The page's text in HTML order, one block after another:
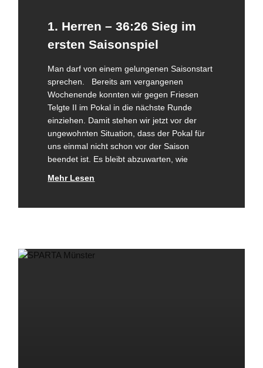
1. Herren – 36:26 Sieg im
ersten Saisonspiel
Man darf von einem gelungenen Saisonstart
sprechen. Bereits am vergangenen
Wochenende konnten wir gegen Friesen
Telgte II im Pokal in die nächste Runde
einziehen. Damit stehen wir jetzt vor der
ungewohnten Situation, dass der Pokal für
uns einmal nicht schon vor der Saison
beendet ist. Es bleibt abzuwarten, wie
Mehr Lesen